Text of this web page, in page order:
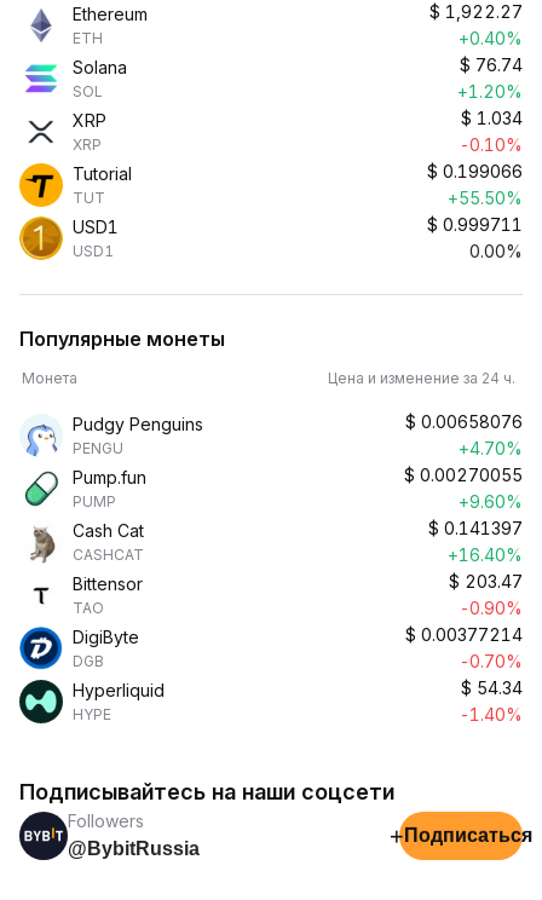
Ethereum
ETH
$ 1,922.27
+0.40%
Solana
SOL
$ 76.74
+1.20%
XRP
XRP
$ 1.034
-0.10%
Tutorial
TUT
$ 0.199066
+55.50%
USD1
USD1
$ 0.999711
0.00%
Популярные монеты
Монета Цена и изменение за 24 ч.
Pudgy Penguins
PENGU
$ 0.00658076
+4.70%
Pump.fun
PUMP
$ 0.00270055
+9.60%
Cash Cat
CASHCAT
$ 0.141397
+16.40%
Bittensor
TAO
$ 203.47
-0.90%
DigiByte
DGB
$ 0.00377214
-0.70%
Hyperliquid
HYPE
$ 54.34
-1.40%
Подписывайтесь на наши соцсети
Followers
@BybitRussia
+ Подписаться